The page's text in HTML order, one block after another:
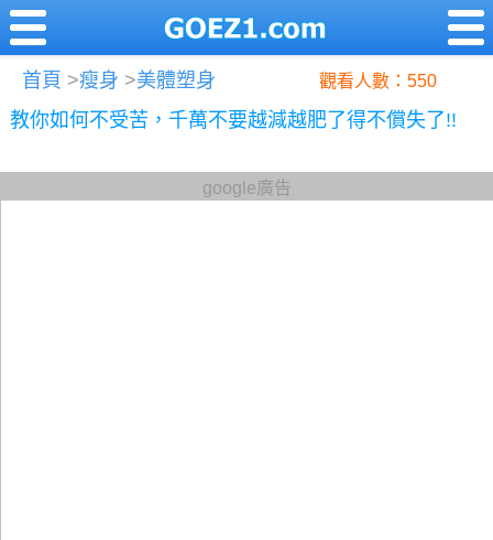
首頁 >瘦身 >美體塑身 觀看人數：550
教你如何不受苦，千萬不要越減越肥了得不償失了!!
google廣告